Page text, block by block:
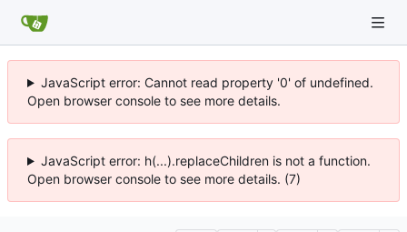
JavaScript error: Cannot read property '0' of undefined.
Open browser console to see more details.
JavaScript error: h(...).replaceChildren is not a function.
Open browser console to see more details. (7)